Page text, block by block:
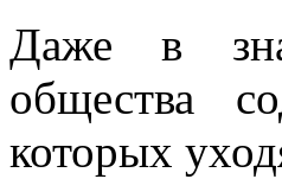
Даже в
общества
которых